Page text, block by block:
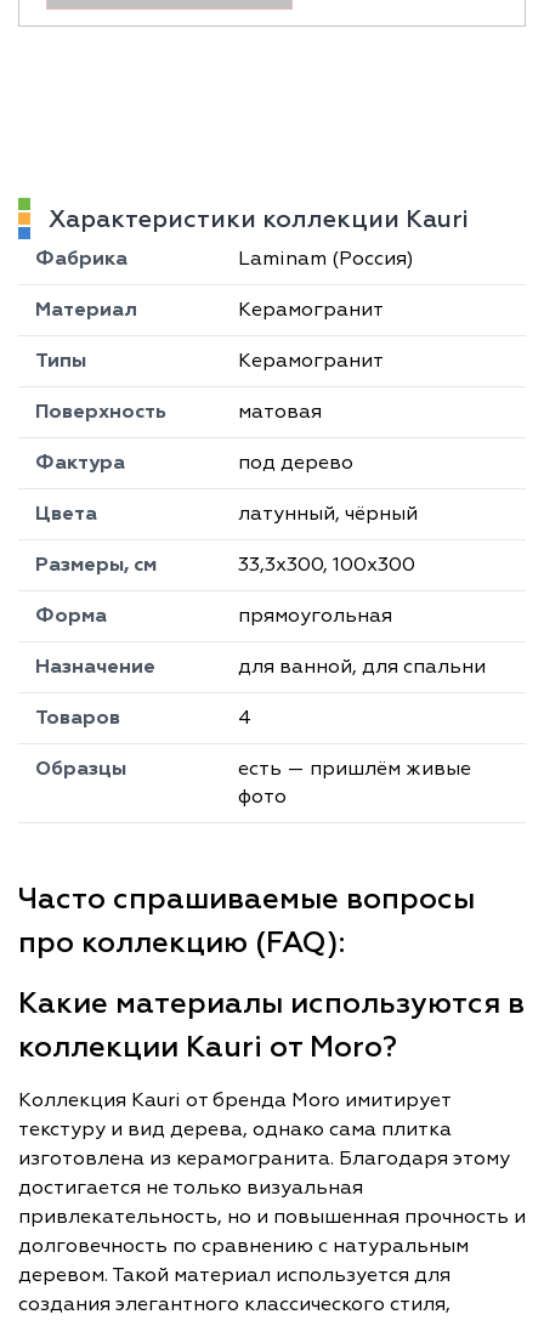
Характеристики коллекции Kauri
Фабрика Laminam (Россия)
Материал Керамогранит
Типы Керамогранит
Поверхность матовая
Фактура под дерево
Цвета латунный, чёрный
Размеры, см 33,3х300, 100х300
Форма прямоугольная
Назначение для ванной, для спальни
Товаров 4
Образцы
есть — пришлём живые
фото
Часто спрашиваемые вопросы
про коллекцию (FAQ):
Какие материалы используются в
коллекции Kauri от Moro?
Коллекция Kauri от бренда Moro имитирует
текстуру и вид дерева, однако сама плитка
изготовлена из керамогранита. Благодаря этому
достигается не только визуальная
привлекательность, но и повышенная прочность и
долговечность по сравнению с натуральным
деревом. Такой материал используется для
создания элегантного классического стиля,